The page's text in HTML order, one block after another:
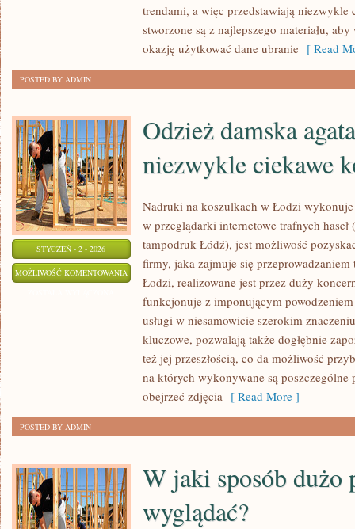
trendami, a więc przedstawiają niezwykle
stworzone są z najlepszego materiału,
okazję użytkować dane ubranie [ Read
POSTED BY ADMIN
STYCZEŃ - 2 - 2026
MOŻLIWOŚĆ KOMENTOWANIA
KOLEKCJE
Odzież damska
niezwykle ciekawe
Nadruki na koszulkach w Łodzi wykonuje
w przeglądarki internetowe trafnych
tampodruk Łódź), jest możliwość
firmy, jaka zajmuje się
Łodzi, realizowane jest przez duży
funkcjonuje z imponującym
usługi w niesamowicie szerokim
kluczowe, pozwalają także dogłębnie
też jej przeszłością, co da możliwość
na których wykonywane są poszczególne
obejrzeć zdjęcia [ Read More ]
POSTED BY ADMIN
W jaki sposób dużo
wyglądać?